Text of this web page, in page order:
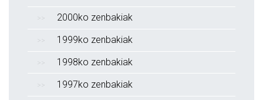
2000ko zenbakiak
1999ko zenbakiak
1998ko zenbakiak
1997ko zenbakiak